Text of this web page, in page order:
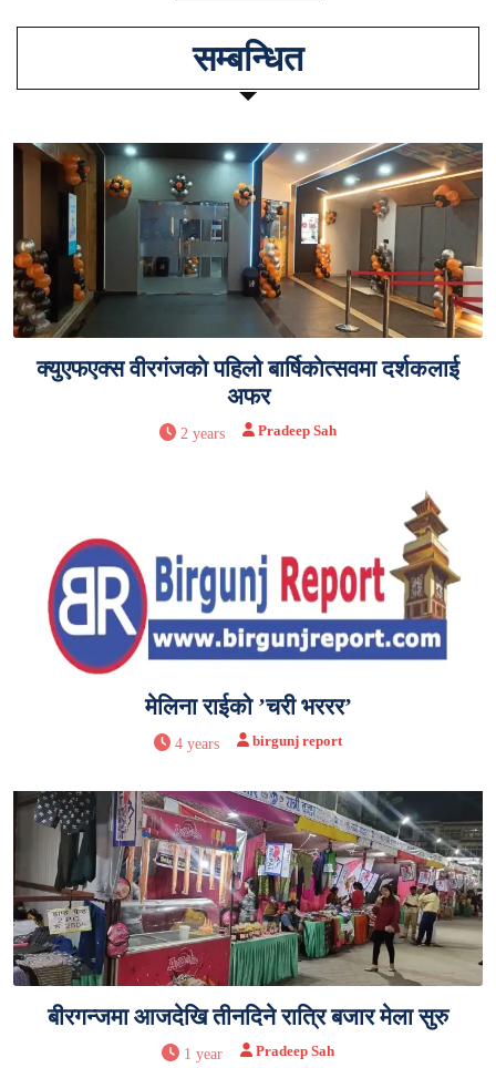
सम्बन्धित
क्युएफएक्स वीरगंजकाे पहिलो बार्षिकाेत्सवमा दर्शकलाई
अफर
2 years Pradeep Sah
मेलिना राईको ’चरी भररर’
4 years birgunj report
बीरगन्जमा आजदेखि तीनदिने रात्रि बजार मेला सुरु
1 year Pradeep Sah